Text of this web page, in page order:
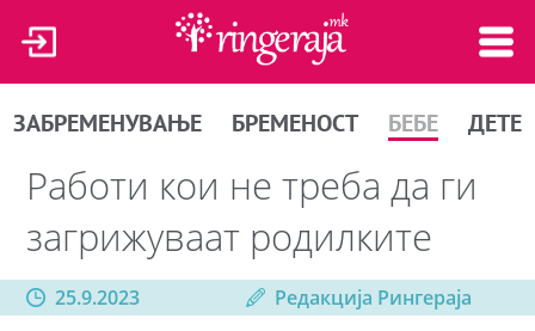
ЗАБРЕМЕНУВАЊЕ БРЕМЕНОСТ БЕБЕ ДЕТЕ
Работи кои не треба да ги
загрижуваат родилките
25.9.2023 Редакција Рингераја